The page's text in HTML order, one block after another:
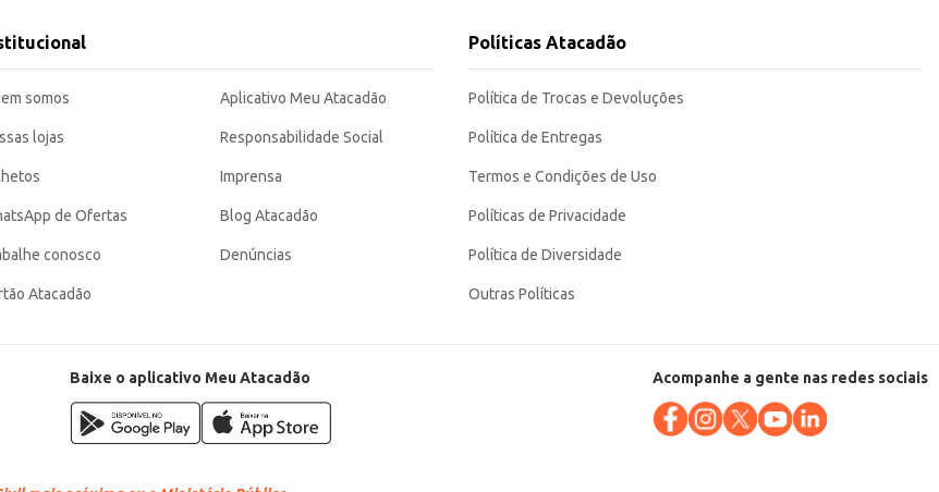
o seu negócio ou para o uso doméstico, garantindo sabor e aroma incomparáveis em suas receitas.
somos
lojas
de Ofertas
conosco
Atacadão
Aplicativo Meu Atacadão
Responsabilidade Social
Imprensa
Blog Atacadão
Denúncias
Políticas Atacadão
Política de Trocas e Devoluções
Política de Entregas
Termos e Condições de Uso
Políticas de Privacidade
Política de Diversidade
Outras Políticas
Baixe o aplicativo Meu Atacadão Acompanhe a gente nas redes sociais